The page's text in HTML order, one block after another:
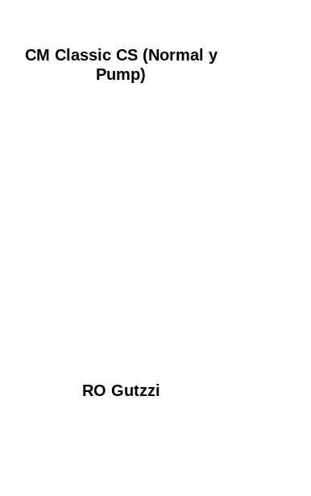
CM Classic CS (Normal y
Pump)
RO Gutzzi